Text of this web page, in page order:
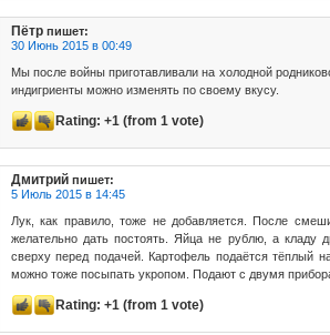
Пётр пишет:
30 Июнь 2015 в 00:49
Мы после войны приготавливали на холодной
индигриенты можно изменять по своему вкусу.
Rating: +1 (from 1 vote)
Дмитрий пишет:
5 Июль 2015 в 14:45
Лук, как правило, тоже не добавляется. После
желательно дать постоять. Яйца не рублю, а кладу
сверху перед подачей. Картофель подаётся тёплый
можно тоже посыпать укропом. Подают с двумя
Rating: +1 (from 1 vote)